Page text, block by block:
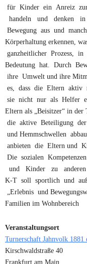
für Kinder ein Anreiz
handeln und denken in
Bewegung aus und
Körperhaltung erkennen,
ganzheitlicher Prozess,
Bedeutung hat. Durch
ihre Umwelt und ihre
es, dass die Eltern aktiv
sie nicht nur als Helfer
Eltern als „Beisitzer“ in
die aktive Beteiligung
und Hemmschwellen
anbieten die Eltern und
Die sozialen
und Kinder zu anderen
K-T soll sportlich und
„Erlebnis und
Familien im Wohnbereich
Veranstaltungsort
Turnerschaft Jahnvolk 1881
Kirschwaldstraße 40
Frankfurt am Main